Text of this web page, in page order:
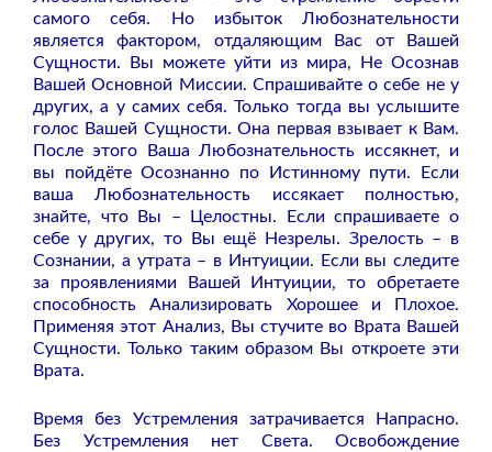
самого себя. Но избыток Любознательности
является фактором, отдаляющим Вас от Вашей
Сущности. Вы можете уйти из мира, Не Осознав
Вашей Основной Миссии. Спрашивайте о себе не у
других, а у самих себя. Только тогда вы услышите
голос Вашей Сущности. Она первая взывает к Вам.
После этого Ваша Любознательность иссякнет, и
вы пойдёте Осознанно по Истинному пути. Если
ваша Любознательность иссякает полностью,
знайте, что Вы – Целостны. Если спрашиваете о
себе у других, то Вы ещё Незрелы. Зрелость – в
Сознании, а утрата – в Интуиции. Если вы следите
за проявлениями Вашей Интуиции, то обретаете
способность Анализировать Хорошее и Плохое.
Применяя этот Анализ, Вы стучите во Врата Вашей
Сущности. Только таким образом Вы откроете эти
Врата.
Время без Устремления затрачивается Напрасно.
Без Устремления нет Света. Освобождение